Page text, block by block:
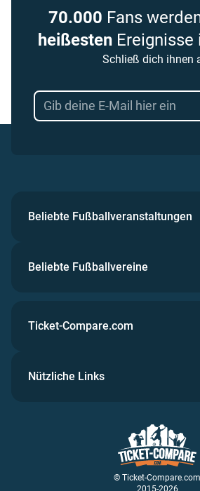
70.000 Fans
heißesten
Schließ dich ihnen
Beliebte Fußballveranstaltungen
Beliebte Fußballvereine
© Ticket-Compare.com
2015-2026
Ticket-Compare.com
Nützliche Links